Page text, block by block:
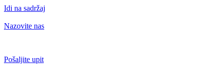
Idi na sadržaj
Nazovite nas
Pošaljite upit